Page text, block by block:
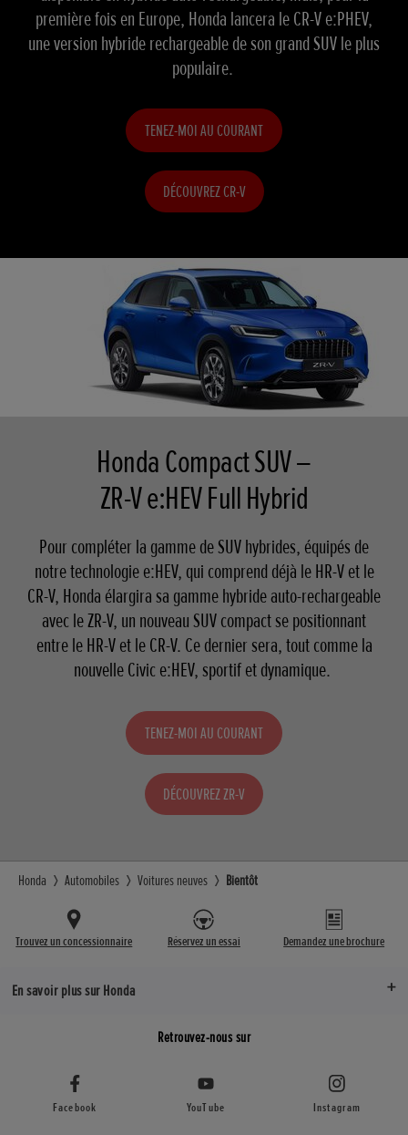
première fois en Europe, Honda lancera le CR-V e:PHEV,
une version hybride rechargeable de son grand SUV le plus
populaire.
TENEZ-MOI AU COURANT
DÉCOUVREZ CR-V
Honda Compact SUV –
ZR-V e:HEV Full Hybrid
Pour compléter la gamme de SUV hybrides, équipés de
notre technologie e:HEV, qui comprend déjà le HR-V et le
CR-V, Honda élargira sa gamme hybride auto-rechargeable
avec le ZR-V, un nouveau SUV compact se positionnant
entre le HR-V et le CR-V. Ce dernier sera, tout comme la
nouvelle Civic e:HEV, sportif et dynamique.
TENEZ-MOI AU COURANT
DÉCOUVREZ ZR-V
Honda Automobiles Voitures neuves Bientôt
Trouvez un concessionnaire Réservez un essai Demandez une brochure
En savoir plus sur Honda
Retrouvez-nous sur
Facebook YouTube Instagram